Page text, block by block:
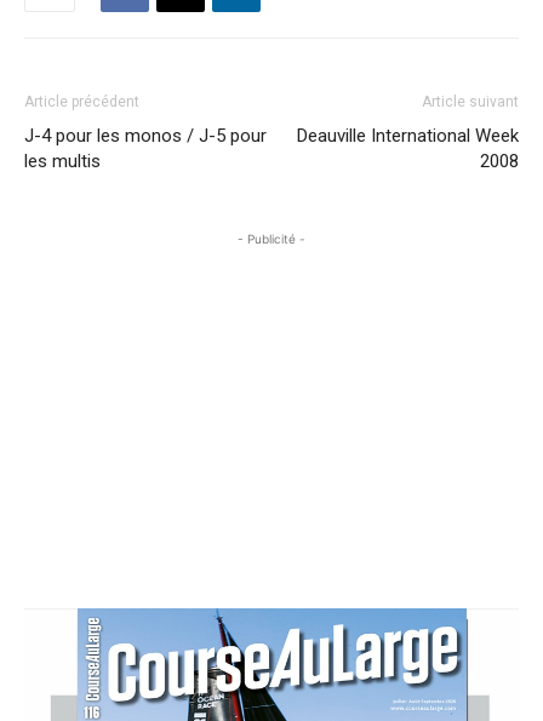
Article précédent
J-4 pour les monos / J-5 pour
les multis
Article suivant
Deauville International Week
2008
- Publicité -